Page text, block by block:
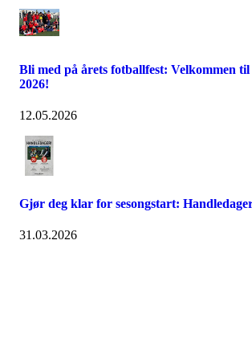
Bli med på årets fotballfest: Velkommen
2026!
12.05.2026
Gjør deg klar for sesongstart:
31.03.2026